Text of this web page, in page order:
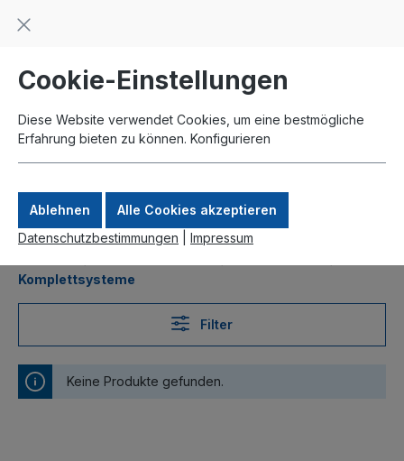
springen
Zahlung per Paypal
Komplettsysteme
Filter
Keine Produkte gefunden.
Cookie-Einstellungen
Diese Website verwendet Cookies, um eine bestmögliche
Erfahrung bieten zu können. Konfigurieren
Ablehnen
Alle Cookies akzeptieren
Datenschutzbestimmungen
Impressum